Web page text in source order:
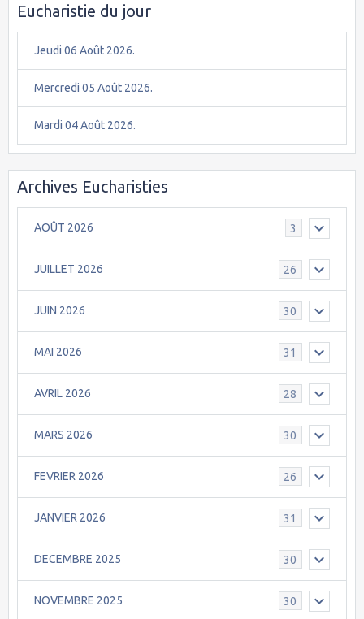
Eucharistie du jour
Jeudi 06 Août 2026.
Mercredi 05 Août 2026.
Mardi 04 Août 2026.
Archives Eucharisties
AOÛT 2026 3
JUILLET 2026 26
JUIN 2026 30
MAI 2026 31
AVRIL 2026 28
MARS 2026 30
FEVRIER 2026 26
JANVIER 2026 31
DECEMBRE 2025 30
NOVEMBRE 2025 30